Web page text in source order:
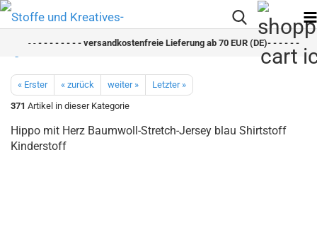
- - - - - - - - versandkostenfreie Lieferung ab 70 EUR (DE)- - - - - - - -
« Erster « zurück weiter »
Letzter »
371 Artikel in dieser Kategorie
Hippo mit Herz Baumwoll-Stretch-Jersey blau Shirtstoff
Kinderstoff